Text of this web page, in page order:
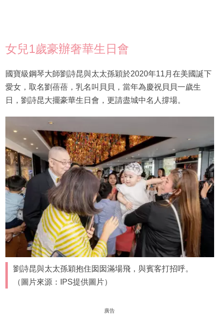
女兒1歲豪辦奢華生日會
國寶級鋼琴大師劉詩昆與太太孫穎於2020年11月在美國誕下
愛女，取名劉蓓蓓，乳名叫貝貝，當年為慶祝貝貝一歲生
日，劉詩昆大擺豪華生日會，更請盡城中名人撐場。
劉詩昆與太太孫穎抱住囡囡滿場飛，與賓客打招呼。
（圖片來源：IPS提供圖片）
廣告